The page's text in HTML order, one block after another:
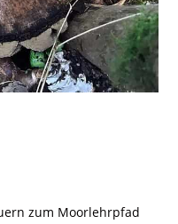
zum Moorlehrpfad